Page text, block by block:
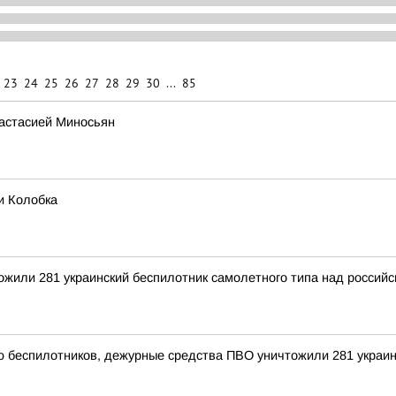
23 24 25 26 27 28 29 30 ... 85
Миносьян
Колобка
281 украинский беспилотник самолетного типа над
дежурные средства ПВО уничтожили 281